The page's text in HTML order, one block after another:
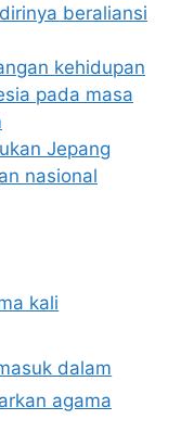
beraliansi
kehidupan
pada masa
Jepang
nasional
kali
dalam
agama